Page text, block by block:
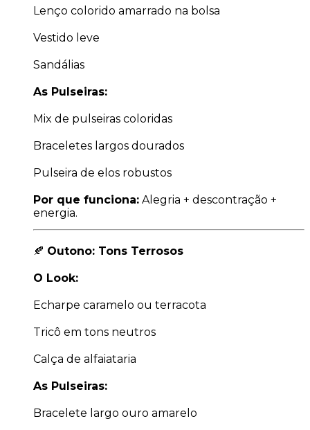
Lenço colorido amarrado na bolsa
Vestido leve
Sandálias
As Pulseiras:
Mix de pulseiras coloridas
Braceletes largos dourados
Pulseira de elos robustos
Por que funciona: Alegria + descontração +
energia.
🍂 Outono: Tons Terrosos
O Look:
Echarpe caramelo ou terracota
Tricô em tons neutros
Calça de alfaiataria
As Pulseiras:
Bracelete largo ouro amarelo